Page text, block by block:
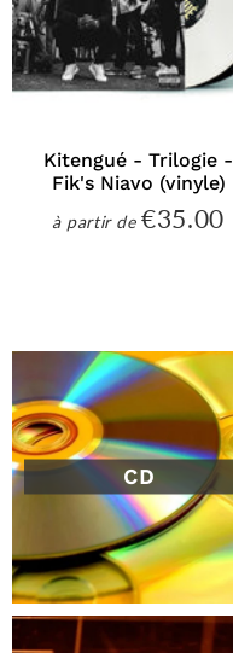
Kitengué - Trilogie -
Fik's Niavo (vinyle)
à partir dePrix
€35.00
CD